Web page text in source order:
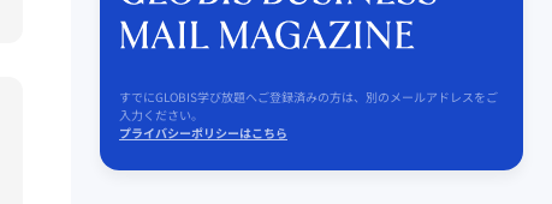
すでにGLOBIS学び放題へご登録済みの方は、別のメールアドレスをご
入力ください。
プライバシーポリシーはこちら